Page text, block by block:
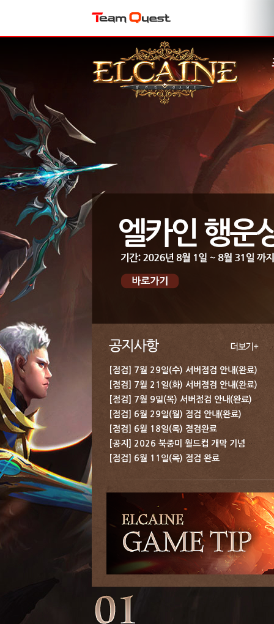
[점검] 7월 29일(수) 서버점검 안내(완료)
[점검] 7월 21일(화) 서버점검 안내(완료)
[점검] 7월 9일(목) 서버점검 안내(완료)
[점검] 6월 29일(월) 점검 안내(완료)
[점검] 6월 18일(목) 점검완료
[공지] 2026 북중미 월드컵 개막 기념 보상 지급 안내
[점검] 6월 11일(목) 점검 완료